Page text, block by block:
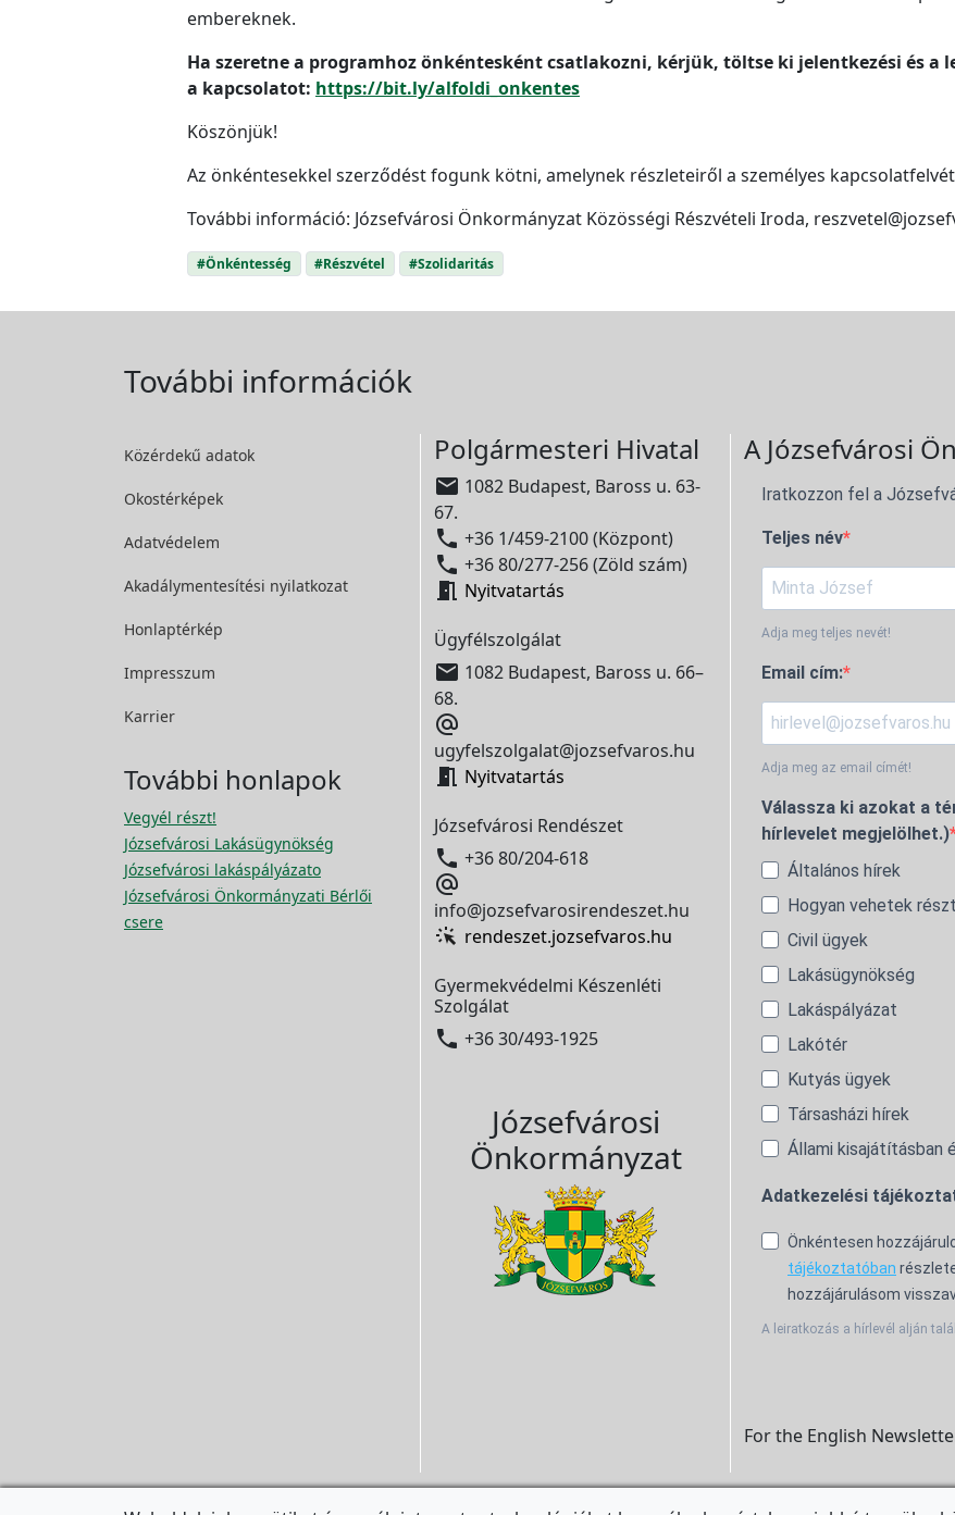
embereknek.
Ha szeretne a programhoz önkéntesként csatlakozni, kérjük, töltse ki jelentkezési és a
a kapcsolatot: https://bit.ly/alfoldi_onkentes
Köszönjük!
Az önkéntesekkel szerződést fogunk kötni, amelynek részleteiről a személyes
További információ: Józsefvárosi Önkormányzat Közösségi Részvételi Iroda,
#Önkéntesség #Részvétel #Szolidaritás
További információk
Közérdekű adatok
Okostérképek
Adatvédelem
Akadálymentesítési nyilatkozat
Honlaptérkép
Impresszum
Karrier
További honlapok
Vegyél részt!
Józsefvárosi Lakásügynökség
Józsefvárosi lakáspályázato
Józsefvárosi Önkormányzati Bérlői
csere
Polgármesteri Hivatal
 1082 Budapest, Baross u. 63-
67.
 +36 1/459-2100 (Központ)
 +36 80/277-256 (Zöld szám)
 Nyitvatartás
Ügyfélszolgálat
 1082 Budapest, Baross u. 66–
68.

ugyfelszolgalat@jozsefvaros.hu
 Nyitvatartás
Józsefvárosi Rendészet
 +36 80/204-618

info@jozsefvarosirendeszet.hu
rendeszet.jozsefvaros.hu
Gyermekvédelmi Készenléti
Szolgálat
 +36 30/493-1925
Józsefvárosi
Önkormányzat
A Józsefvárosi
Iratkozzon fel a
Teljes név
Adja meg teljes nevét!
Email cím:
Adja meg az email címét!
Válassza ki azokat a
hírlevelet megjelölhet.)
Általános hírek
Hogyan vehetek részt
Civil ügyek
Lakásügynökség
Lakáspályázat
Lakótér
Kutyás ügyek
Társasházi hírek
Állami kisajátításban
Adatkezelési
Önkéntesen
tájékoztatóban
hozzájárulásom
A leiratkozás a hírlevél alján
For the English